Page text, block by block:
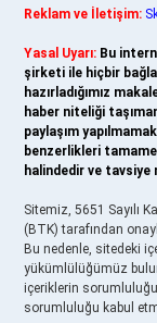
Reklam ve İletişim:
Yasal Uyarı: Bu
şirketi ile hiçbir
hazırladığımız
haber niteliği
paylaşım
benzerlikleri
halindedir ve tavsiye
Sitemiz, 5651 Sayılı
(BTK) tarafından
Bu nedenle, sitedeki
yükümlülüğümüz
içeriklerin
sorumluluğu kabul